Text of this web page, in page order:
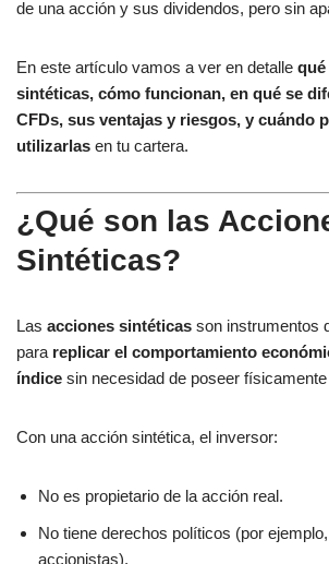
de una acción y sus dividendos, pero sin
En este artículo vamos a ver en detalle
sintéticas, cómo funcionan, en qué se
CFDs, sus ventajas y riesgos, y cuándo
utilizarlas en tu cartera.
¿Qué son las
Sintéticas?
Las acciones sintéticas son instrumentos
para replicar el comportamiento
índice sin necesidad de poseer
Con una acción sintética, el inversor:
No es propietario de la acción real.
No tiene derechos políticos (por
accionistas).